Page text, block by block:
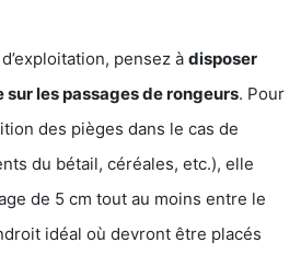
pensez à disposer
les passages de rongeurs. Pour
des pièges dans le cas de
du bétail, céréales, etc.), elle
de 5 cm tout au moins entre le
idéal où devront être placés